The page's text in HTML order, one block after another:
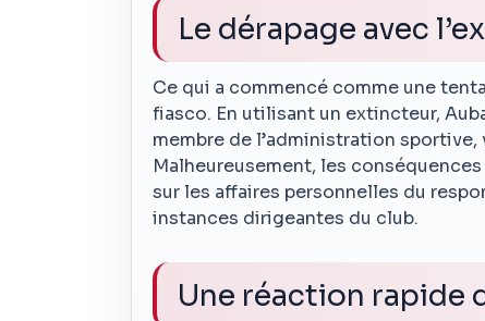
Le dérapage avec
Ce qui a commencé comme une
fiasco. En utilisant un extincteur,
membre de l’administration
Malheureusement, les
sur les affaires personnelles du
instances dirigeantes du club.
Une réaction rapide